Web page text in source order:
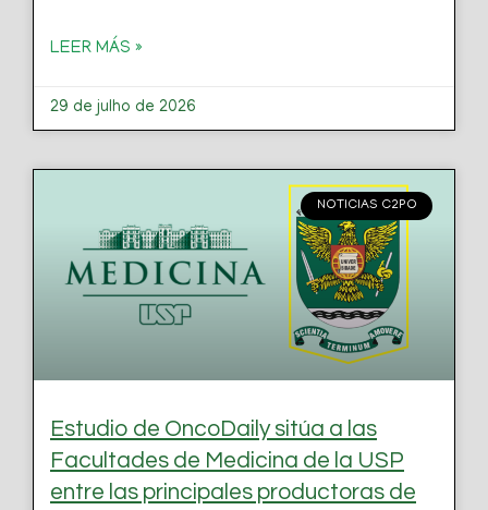
LEER MÁS »
29 de julho de 2026
NOTICIAS C2PO
Estudio de OncoDaily sitúa a las
Facultades de Medicina de la USP
entre las principales productoras de